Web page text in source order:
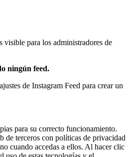
visible para los administradores de
ningún feed.
de Instagram Feed para crear un
para su correcto funcionamiento.
de terceros con políticas de privacidad
cuando accedas a ellos. Al hacer clic